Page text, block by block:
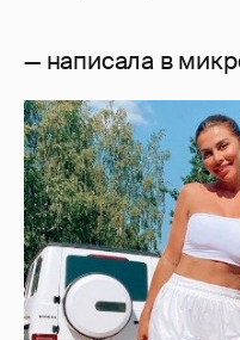
— написала в